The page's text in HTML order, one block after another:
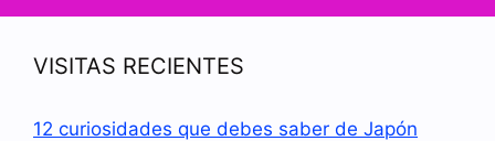
VISITAS RECIENTES
12 curiosidades que debes saber de Japón